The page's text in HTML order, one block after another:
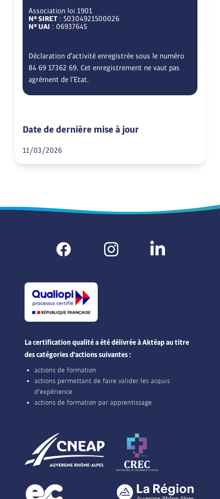
Association loi 1901
N° SIRET : 50304921500026
N° UAI : 0693764S
Déclaration d’activité enregistrée sous le numéro
84 69 17362 69. Cet enregistrement ne vaut pas
agrément de l’Etat.
Date de dernière mise à jour
11/03/2026
La certification qualité a été délivrée à Aktéap au titre
des catégories d'actions suivantes :
actions de formation
actions permettant de faire valider les acquis
d'expérience
actions de formation par apprentissage